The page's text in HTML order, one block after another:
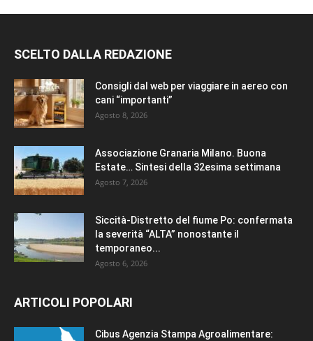
SCELTO DALLA REDAZIONE
Consigli dal web per viaggiare in aereo con
cani “importanti”
Agosto 8, 2026
Associazione Granaria Milano. Buona
Estate… Sintesi della 32esima settimana
Agosto 7, 2026
Siccità-Distretto del fiume Po: confermata
la severità “ALTA” nonostante il
temporaneo...
Agosto 6, 2026
ARTICOLI POPOLARI
Cibus Agenzia Stampa Agroalimentare: